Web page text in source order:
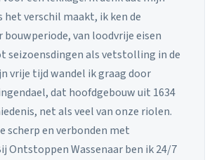
het verschil maakt, ik ken de
van loodvrije eisen
seizoensdingen als vetstolling in de
vrije tijd wandel ik graag door
dat hoofdgebouw uit 1634
net als veel van onze riolen.
scherp en verbonden met
Ontstoppen Wassenaar ben ik 24/7